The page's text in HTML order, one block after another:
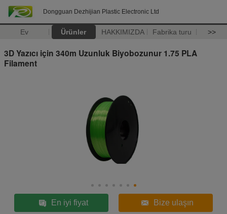
Dongguan Dezhijian Plastic Electronic Ltd
Ev Ürünler HAKKIMIZDA Fabrika turu >>
3D Yazıcı için 340m Uzunluk Biyobozunur 1.75 PLA
Filament
En iyi fiyat Bize ulaşın